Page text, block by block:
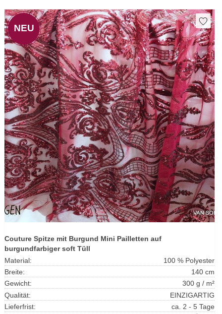
NEU
Couture Spitze mit Burgund Mini Pailletten auf
burgundfarbiger soft Tüll
Material:
100 % Polyester
Breite:
140 cm
Gewicht:
300 g / m²
Qualität:
EINZIGARTIG
Lieferfrist:
ca. 2 - 5 Tage